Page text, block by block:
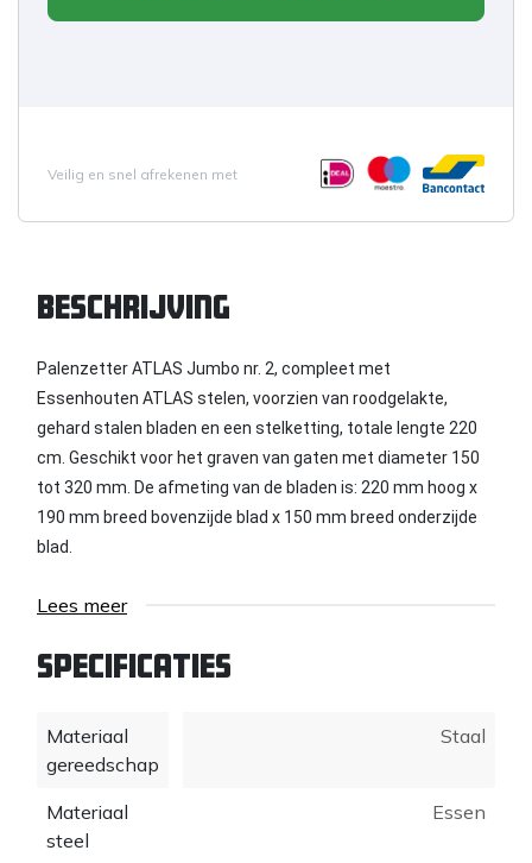
Veilig en snel afrekenen met
Beschrijving
Palenzetter ATLAS Jumbo nr. 2, compleet met
Essenhouten ATLAS stelen, voorzien van roodgelakte,
gehard stalen bladen en een stelketting, totale lengte 220
cm. Geschikt voor het graven van gaten met diameter 150
tot 320 mm. De afmeting van de bladen is: 220 mm hoog x
190 mm breed bovenzijde blad x 150 mm breed onderzijde
blad.
Met de gehard stalen, holgevormde bladen kunnen gaten
worden in de grond gestoken. Door de stelen uit elkaar te
stelketting dient ook als blokkering tijdens transport of
opbergen.
De ESSEN stelen van de ATLAS palenzetter zijn voorzien van
een ingefreesde sleuf. Deze sleuf past precies over de
Lees meer
Specificaties
Materiaal
gereedschap
Staal
Materiaal
steel
Essen